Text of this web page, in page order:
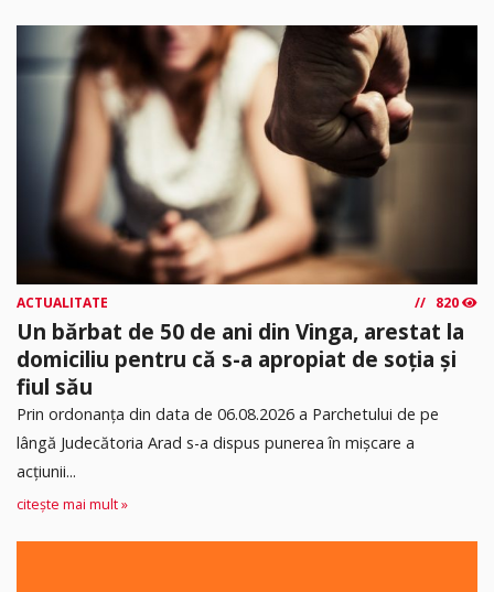
ACTUALITATE 820
Un bărbat de 50 de ani din Vinga, arestat la
domiciliu pentru că s-a apropiat de soția și
fiul său
Prin ordonanța din data de 06.08.2026 a Parchetului de pe
lângă Judecătoria Arad s-a dispus punerea în mişcare a
acţiunii...
citește mai mult »